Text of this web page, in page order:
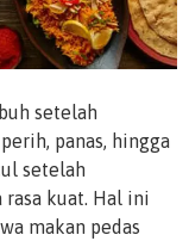
setelah
panas, hingga
setelah
kuat. Hal ini
makan pedas